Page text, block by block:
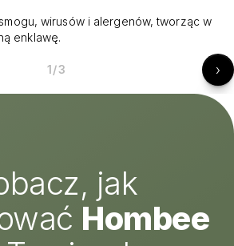
wirusów i alergenów, tworząc w
enklawę.
1/3 ›
jak
Hombee